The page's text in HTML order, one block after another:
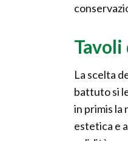
La scelta
battuto si
in primis la
estetica e